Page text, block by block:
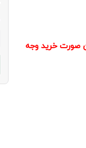
صورت خرید وجه